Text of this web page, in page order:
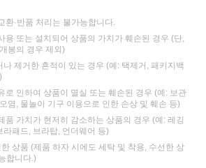
환·반품 처리는 불가능합니다.
용 또는 설치되어 상품의 가치가 훼손된 경우 (단,
봉의 경우 제외)
제거한 흔적이 있는 경우 (예: 택제거, 패키지백
로 인하여 상품이 멸실 또는 훼손된 경우 (예: 보관
염, 물놀이 기구 이용으로 인한 손상 및 훼손 등)
품 가치가 현저히 감소하는 상품의 경우 (예: 레깅
라패드, 브라탑, 언더웨어 등)
상품 (제품 하자 시에도 세탁 및 착용, 수선한 상
합니다.)